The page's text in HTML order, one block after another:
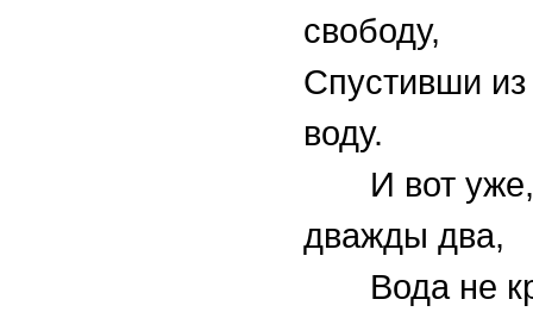
свободу,
Спустивши
воду.
И вот уже,
дважды два,
Вода не